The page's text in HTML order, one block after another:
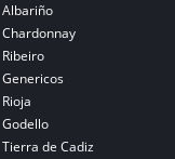
Albariño
Chardonnay
Ribeiro
Genericos
Rioja
Godello
Tierra de Cadiz